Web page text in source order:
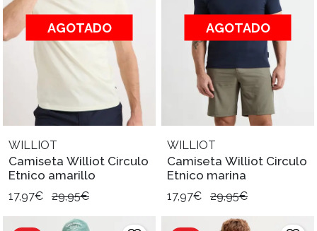
AGOTADO
WILLIOT
Camiseta Williot Circulo
Etnico amarillo
17,97€ 29,95€
AGOTADO
WILLIOT
Camiseta Williot Circulo
Etnico marina
17,97€ 29,95€